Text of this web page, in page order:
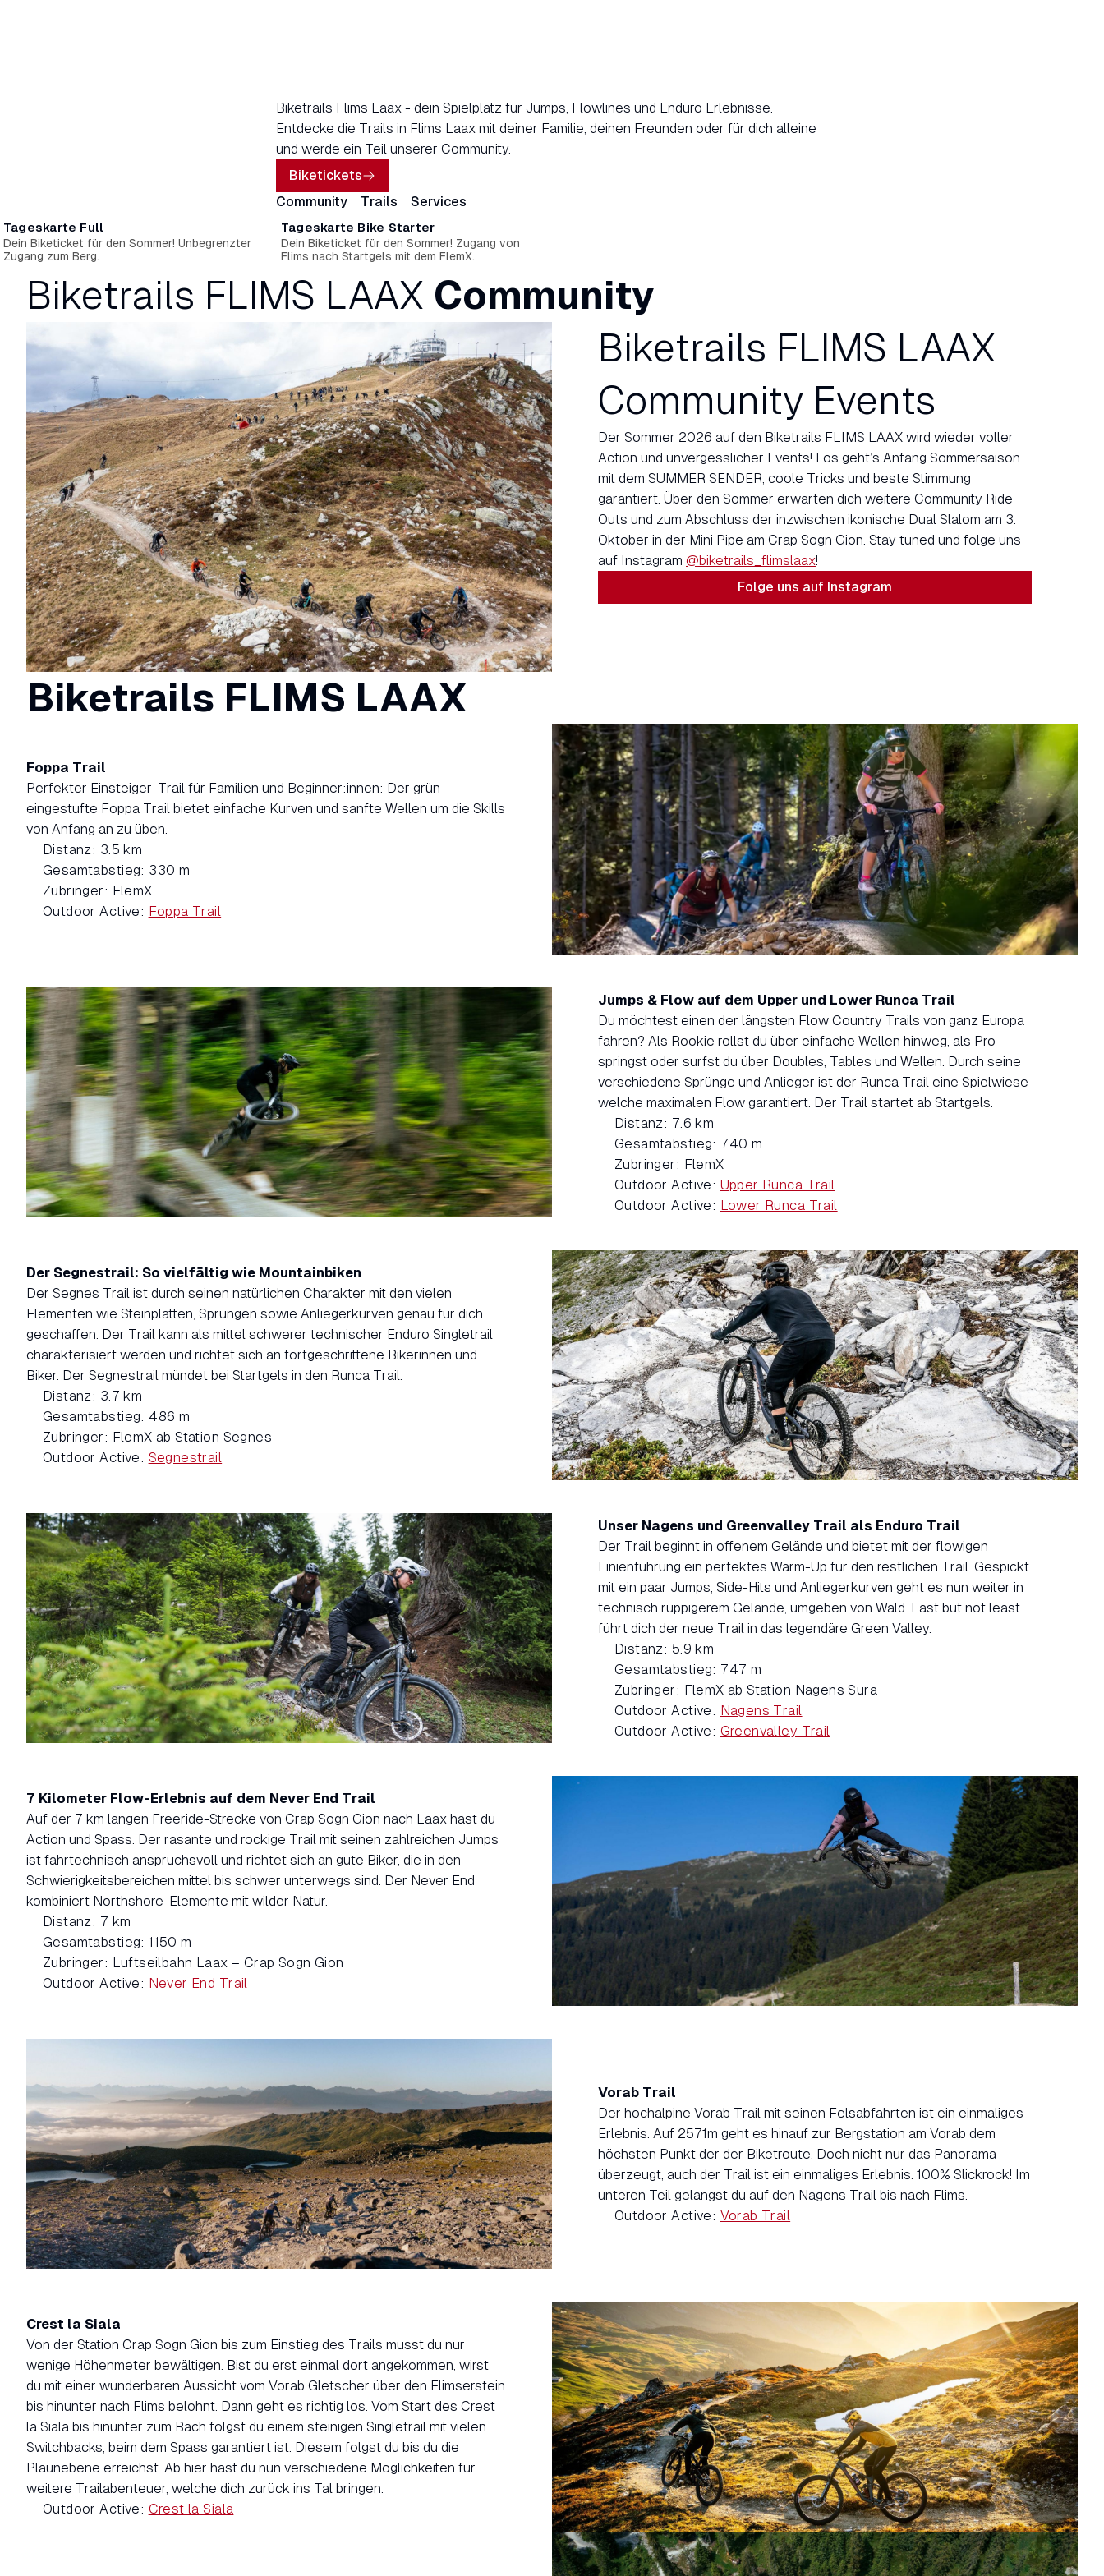
Biketrails Flims Laax - dein Spielplatz für Jumps, Flowlines und Enduro Erlebnisse.
Entdecke die Trails in Flims Laax mit deiner Familie, deinen Freunden oder für dich alleine
und werde ein Teil unserer Community.
Biketickets
Community
Trails Services
Tageskarte Full
Dein Biketicket für den Sommer! Unbegrenzter
Zugang zum Berg.
Tageskarte Bike Starter
Dein Biketicket für den Sommer! Zugang von
Flims nach Startgels mit dem FlemX.
Biketrails FLIMS LAAX Community
Biketrails FLIMS LAAX
Community Events
Der Sommer 2026 auf den Biketrails FLIMS LAAX wird wieder voller
Action und unvergesslicher Events! Los geht’s Anfang Sommersaison
mit dem SUMMER SENDER, coole Tricks und beste Stimmung
garantiert. Über den Sommer erwarten dich weitere Community Ride
Outs und zum Abschluss der inzwischen ikonische Dual Slalom am 3.
Oktober in der Mini Pipe am Crap Sogn Gion. Stay tuned und folge uns
auf Instagram @biketrails_flimslaax!
Folge uns auf Instagram
Biketrails FLIMS LAAX
Foppa Trail
Perfekter Einsteiger-Trail für Familien und Beginner:innen: Der grün
eingestufte Foppa Trail bietet einfache Kurven und sanfte Wellen um die Skills
von Anfang an zu üben.
Distanz: 3.5 km
Gesamtabstieg: 330 m
Zubringer: FlemX
Outdoor Active: Foppa Trail
Jumps & Flow auf dem Upper und Lower Runca Trail
Du möchtest einen der längsten Flow Country Trails von ganz Europa
fahren? Als Rookie rollst du über einfache Wellen hinweg, als Pro
springst oder surfst du über Doubles, Tables und Wellen. Durch seine
verschiedene Sprünge und Anlieger ist der Runca Trail eine Spielwiese
welche maximalen Flow garantiert. Der Trail startet ab Startgels.
Distanz: 7.6 km
Gesamtabstieg: 740 m
Zubringer: FlemX
Outdoor Active: Upper Runca Trail
Outdoor Active: Lower Runca Trail
Der Segnestrail: So vielfältig wie Mountainbiken
Der Segnes Trail ist durch seinen natürlichen Charakter mit den vielen
Elementen wie Steinplatten, Sprüngen sowie Anliegerkurven genau für dich
geschaffen. Der Trail kann als mittel schwerer technischer Enduro Singletrail
charakterisiert werden und richtet sich an fortgeschrittene Bikerinnen und
Biker. Der Segnestrail mündet bei Startgels in den Runca Trail.
Distanz: 3.7 km
Gesamtabstieg: 486 m
Zubringer: FlemX ab Station Segnes
Outdoor Active: Segnestrail
Unser Nagens und Greenvalley Trail als Enduro Trail
Der Trail beginnt in offenem Gelände und bietet mit der flowigen
Linienführung ein perfektes Warm-Up für den restlichen Trail. Gespickt
mit ein paar Jumps, Side-Hits und Anliegerkurven geht es nun weiter in
technisch ruppigerem Gelände, umgeben von Wald. Last but not least
führt dich der neue Trail in das legendäre Green Valley.
Distanz: 5.9 km
Gesamtabstieg: 747 m
Zubringer: FlemX ab Station Nagens Sura
Outdoor Active: Nagens Trail
Outdoor Active: Greenvalley Trail
7 Kilometer Flow-Erlebnis auf dem Never End Trail
Auf der 7 km langen Freeride-Strecke von Crap Sogn Gion nach Laax hast du
Action und Spass. Der rasante und rockige Trail mit seinen zahlreichen Jumps
ist fahrtechnisch anspruchsvoll und richtet sich an gute Biker, die in den
Schwierigkeitsbereichen mittel bis schwer unterwegs sind. Der Never End
kombiniert Northshore-Elemente mit wilder Natur.
Distanz: 7 km
Gesamtabstieg: 1150 m
Zubringer: Luftseilbahn Laax – Crap Sogn Gion
Outdoor Active: Never End Trail
Vorab Trail
Der hochalpine Vorab Trail mit seinen Felsabfahrten ist ein einmaliges
Erlebnis. Auf 2571m geht es hinauf zur Bergstation am Vorab dem
höchsten Punkt der der Biketroute. Doch nicht nur das Panorama
überzeugt, auch der Trail ist ein einmaliges Erlebnis. 100% Slickrock! Im
unteren Teil gelangst du auf den Nagens Trail bis nach Flims.
Outdoor Active: Vorab Trail
Crest la Siala
Von der Station Crap Sogn Gion bis zum Einstieg des Trails musst du nur
wenige Höhenmeter bewältigen. Bist du erst einmal dort angekommen, wirst
du mit einer wunderbaren Aussicht vom Vorab Gletscher über den Flimserstein
bis hinunter nach Flims belohnt. Dann geht es richtig los. Vom Start des Crest
la Siala bis hinunter zum Bach folgst du einem steinigen Singletrail mit vielen
Switchbacks, beim dem Spass garantiert ist. Diesem folgst du bis du die
Plaunebene erreichst. Ab hier hast du nun verschiedene Möglichkeiten für
weitere Trailabenteuer, welche dich zurück ins Tal bringen.
Outdoor Active: Crest la Siala